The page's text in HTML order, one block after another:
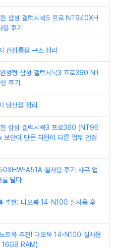
삼성 갤럭시북5 프로 NT940XH
후기
선정릉점 구조 정리
성형 삼성 갤럭시북3 프로360 NT
후기
당산점 정리
천 삼성 갤럭시북3 프로360 (NT96
안이 만든 차원이 다른 업무 안정
A51A 실사용 후기 사무 업
를 달다
추천: 다오북 14-N100 실사용 후
트북 추천! 다오북 14-N100 실사용
16GB RAM)